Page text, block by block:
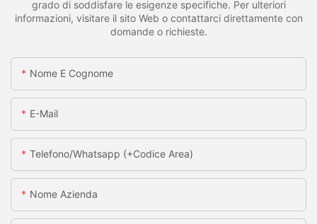
grado di soddisfare le esigenze specifiche. Per ulteriori
informazioni, visitare il sito Web o contattarci direttamente con
domande o richieste.
Nome E Cognome
E-Mail
Telefono/whatsapp (+codice Area)
Nome Azienda